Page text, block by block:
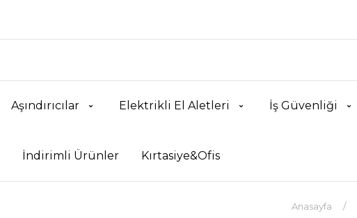
Aşındırıcılar Elektrikli El Aletleri İş Güvenliği
İndirimli Ürünler Kırtasiye&Ofis
Anasayfa